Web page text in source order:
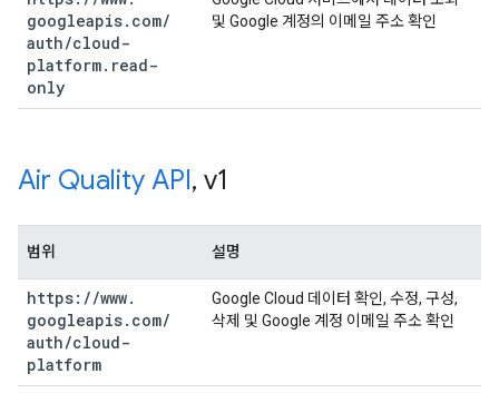
googleapis. com/
auth/cloud-
platform. read-
only
및 Google 계정의 이메일 주소 확인
Air Quality API, v1
범위 설명
https: //www.
googleapis. com/
auth/cloud-
platform
Google Cloud 데이터 확인, 수정, 구성,
삭제 및 Google 계정 이메일 주소 확인